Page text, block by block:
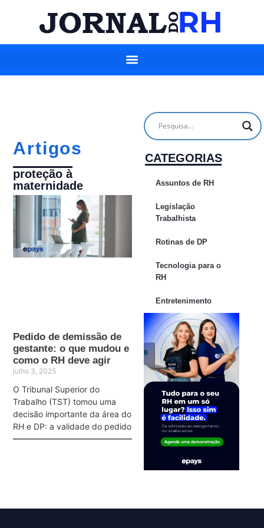
Artigos
proteção à
maternidade
Pedido de demissão de
gestante: o que mudou e
como o RH deve agir
julho 3, 2025
O Tribunal Superior do
Trabalho (TST) tomou uma
decisão importante da área do
RH e DP: a validade do pedido
CATEGORIAS
Assuntos de RH
Legislação
Trabalhista
Rotinas de DP
Tecnologia para o
RH
Entretenimento